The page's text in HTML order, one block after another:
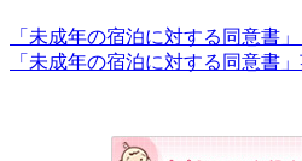
「未成年の宿泊に対する同意書
「未成年の宿泊に対する同意書